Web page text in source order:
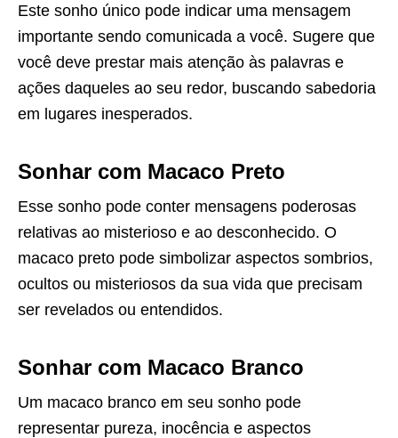
Este sonho único pode indicar uma mensagem
importante sendo comunicada a você. Sugere que
você deve prestar mais atenção às palavras e
ações daqueles ao seu redor, buscando sabedoria
em lugares inesperados.
Sonhar com Macaco Preto
Esse sonho pode conter mensagens poderosas
relativas ao misterioso e ao desconhecido. O
macaco preto pode simbolizar aspectos sombrios,
ocultos ou misteriosos da sua vida que precisam
ser revelados ou entendidos.
Sonhar com Macaco Branco
Um macaco branco em seu sonho pode
representar pureza, inocência e aspectos